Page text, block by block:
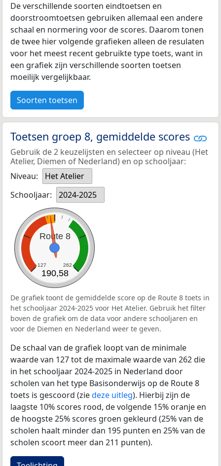
De verschillende soorten eindtoetsen en
doorstroomtoetsen gebruiken allemaal een andere
schaal en normering voor de scores. Daarom tonen
de twee hier volgende grafieken alleen de resulaten
voor het meest recent gebruikte type toets, want in
een grafiek zijn verschillende soorten toetsen
moeilijk vergelijkbaar.
Soorten toetsen
Toetsen groep 8, gemiddelde scores
Gebruik de 2 keuzelijsten en selecteer op niveau (Het
Atelier, Diemen of Nederland) en op schooljaar:
Niveau:
Het Atelier
Schooljaar:
2024-2025
Route 8
127 262
190,58
De grafiek toont de gemiddelde score op de Route 8 toets in
het schooljaar 2024-2025 voor Het Atelier. Gebruik het filter
boven de grafiek om de data voor andere schooljaren en
voor de Diemen en Nederland weer te geven.
De schaal van de grafiek loopt van de minimale
waarde van 127 tot de maximale waarde van 262 die
in het schooljaar 2024-2025 in Nederland door
scholen van het type Basisonderwijs op de Route 8
toets is gescoord (ziedeze uitleg). Hierbij zijn de
laagste 10% scores rood, de volgende 15% oranje en
de hoogste 25% scores groen gekleurd (25% van de
scholen haalt minder dan 195 punten en 25% van de
scholen scoort meer dan 211 punten).